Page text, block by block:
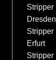
Stripper
Dresden
Stripper
Erfurt
Stripper